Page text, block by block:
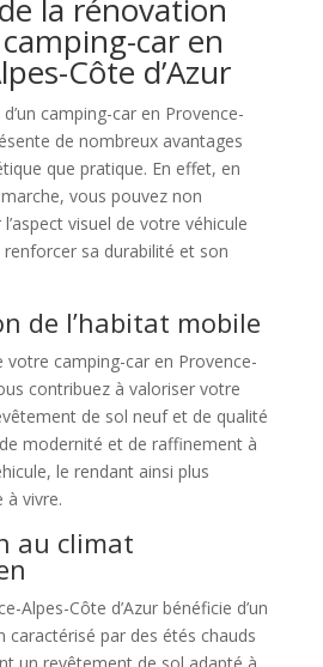
la rénovation
car en
Côte d’Azur
camping-car en Provence-
de nombreux avantages
que pratique. En effet, en
vous pouvez non
visuel de votre véhicule
sa durabilité et son
de l’habitat mobile
votre camping-car en Provence-
contribuez à valoriser votre
de sol neuf et de qualité
modernité et de raffinement à
le rendant ainsi plus
à vivre.
au climat
Alpes-Côte d’Azur bénéficie d’un
caractérisé par des étés chauds